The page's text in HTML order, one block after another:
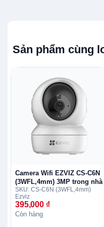
Ezviz CS-H8c-R200-
Ezviz CS-H8c-R200-
để tùy theo nhu cầu:
Màu ban đêm (đèn
hình màu rõ, phù
tiết và răn đe.
Hồng ngoại đen
để quan sát xa đến
Màu thông minh:
Sản phẩm cùng
Camera Wifi EZVIZ CS-C6N
(3WFL,4mm) 3MP trong nhà
SKU: CS-C6N (3WFL,4mm)
Ezviz
395,000 ₫
Còn hàng